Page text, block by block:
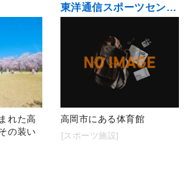
れた高
の装い
東洋通信スポーツセンター（高岡市民体育館）
高岡市にある体育館
[スポーツ施設]